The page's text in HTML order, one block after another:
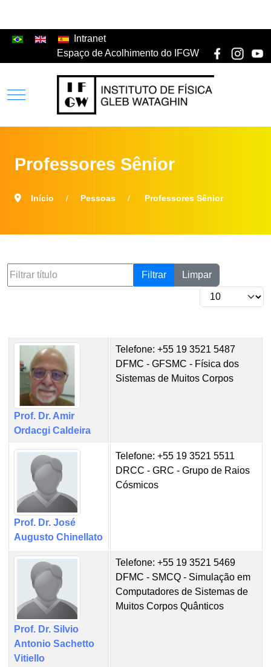
Intranet
Espaço de Acolhimento do IFGW
Professores Sênior
Início Pessoas Professores Sênior
Filtrar Limpar
Prof. Dr. Amir
Ordacgi Caldeira
Telefone: +55 19 3521 5487
DFMC - GFSMC - Física dos
Sistemas de Muitos Corpos
Prof. Dr. José
Augusto Chinellato
Telefone: +55 19 3521 5511
DRCC - GRC - Grupo de Raios
Cósmicos
Prof. Dr. Silvio
Antonio Sachetto
Vitiello
Telefone: +55 19 3521 5469
DFMC - SMCQ - Simulação em
Computadores de Sistemas de
Muitos Corpos Quânticos